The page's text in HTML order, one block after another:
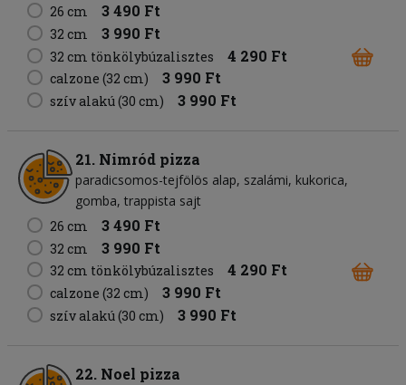
26 cm
3 490 Ft
32 cm 3 990 Ft
32 cm tönkölybúzalisztes 4 290 Ft
calzone (32 cm) 3 990 Ft
szív alakú (30 cm) 3 990 Ft
21. Nimród pizza
paradicsomos-tejfölös alap szalámi kukorica
gomba trappista sajt
26 cm
3 490 Ft
32 cm 3 990 Ft
32 cm tönkölybúzalisztes 4 290 Ft
calzone (32 cm) 3 990 Ft
szív alakú (30 cm) 3 990 Ft
22. Noel pizza